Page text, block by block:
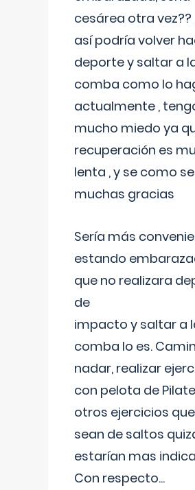
cesárea otra vez??
así podría volver
deporte y saltar a
comba como lo
actualmente ,
mucho miedo ya
recuperación es
lenta , y se como
muchas gracias
Sería más
estando
que no realizara
de
impacto y saltar a
comba lo es.
nadar, realizar
con pelota de
otros ejercicios
sean de saltos
estarían mas
Con respecto...